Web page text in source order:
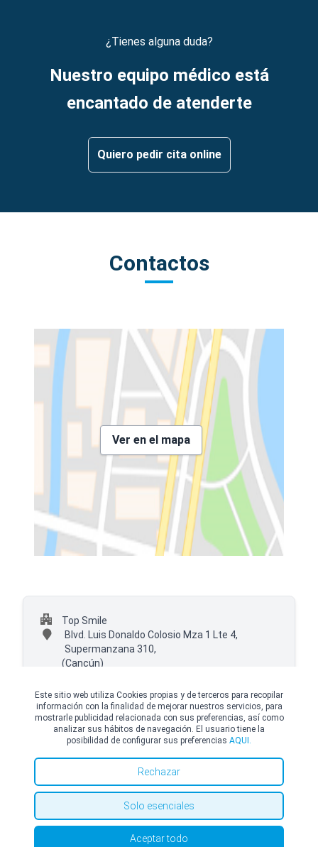
¿Tienes alguna duda?
Nuestro equipo médico está
encantado de atenderte
Quiero pedir cita online
Contactos
Ver en el mapa
Top Smile
Blvd. Luis Donaldo Colosio Mza 1 Lte 4,
Supermanzana 310,
(Cancún)
© Copyright Top Doctors 2026. All Right Reserved. Designed and Developed by
Top Doctors |Términos y condiciones|Política de Cookies|Política de privacidad
Este sitio web utiliza Cookies propias y de terceros para recopilar
información con la finalidad de mejorar nuestros servicios, para
mostrarle publicidad relacionada con sus preferencias, así como
analizar sus hábitos de navegación. El usuario tiene la
posibilidad de configurar sus preferencias AQUI.
Rechazar
Solo esenciales
Aceptar todo